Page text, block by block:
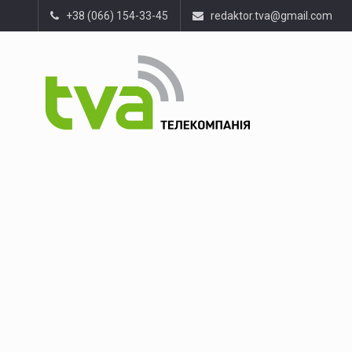
+38 (066) 154-33-45 redaktor.tva@gmail.com